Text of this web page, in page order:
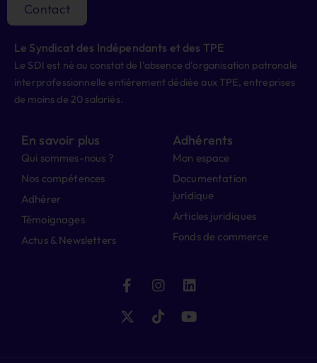
Contact
Le Syndicat des Indépendants et des TPE
Le SDI est né au constat de l’absence d’organisation patronale
interprofessionnelle entièrement dédiée aux TPE, entreprises
de moins de 20 salariés.
En savoir plus
Qui sommes-nous ?
Nos compétences
Adhérer
Témoignages
Actus & Newsletters
Adhérents
Mon espace
Documentation
juridique
Articles juridiques
Fonds de commerce